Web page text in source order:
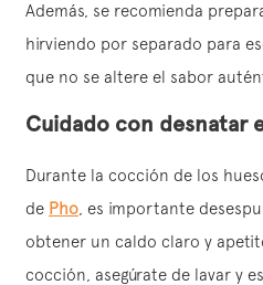
Además, se recomienda
hirviendo por separado para
que no se altere el sabor
Cuidado con desnatar
Durante la cocción de los
de Pho , es importante
obtener un caldo claro y
cocción, asegúrate de lavar y